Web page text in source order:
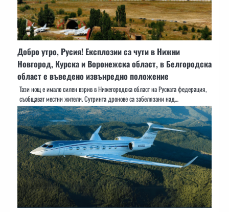
Добро утро, Русия! Експлозии са чути в Нижни
Новгород, Курска и Воронежска област, в Белгородска
област е въведено извънредно положение
Тази нощ е имало силен взрив в Нижегородска област на Руската федерация,
съобщават местни жители. Сутринта дронове са забелязани над…